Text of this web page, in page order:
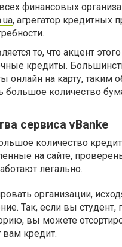
финансовых
, агрегатор кредитных
то, что акцент
кредиты.
на карту, таким
большое количество
сервиса vBanke
количество
на сайте,
легально.
организации,
Так, если вы студент,
вы можете
кредит.